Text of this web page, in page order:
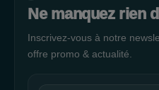
Ne manquez rien
Inscrivez-vous à notre
offre promo & actualité.